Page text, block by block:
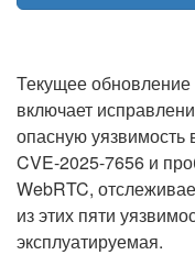
Текущее обновление
включает
опасную уязвимость
CVE-2025-7656 и
WebRTC,
из этих пяти
эксплуатируемая.